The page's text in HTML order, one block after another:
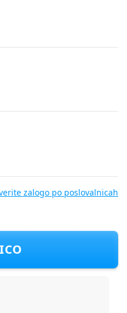
zalogo po poslovalnicah